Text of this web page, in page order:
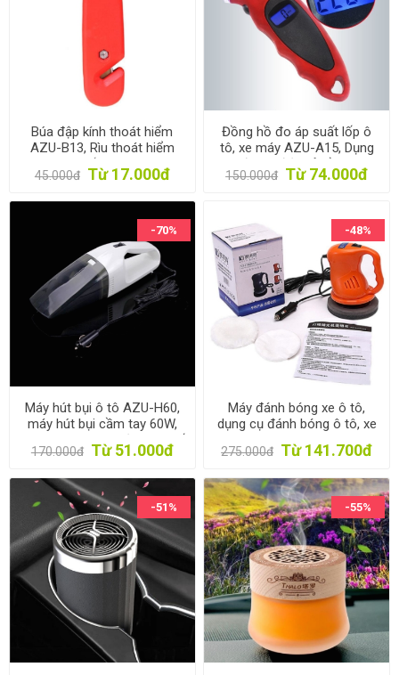
Búa đập kính thoát hiểm
AZU-B13, Rìu thoát hiểm
kèm dao cắt dây an toàn
cho xe ô tô, xe hơi
45.000đ Từ 17.000đ
Đồng hồ đo áp suất lốp ô
tô, xe máy AZU-A15, Dụng
cụ đo áp điện tử cầm tay,
Thiết bị đo van áp
150.000đ Từ 74.000đ
-70%
Máy hút bụi ô tô AZU-H60,
máy hút bụi cầm tay 60W,
Máy hút bụi mini vệ sinh ghế
xe hơi
170.000đ Từ 51.000đ
-48%
Máy đánh bóng xe ô tô,
dụng cụ đánh bóng ô tô, xe
hơi
275.000đ Từ 141.700đ
-51% -55%